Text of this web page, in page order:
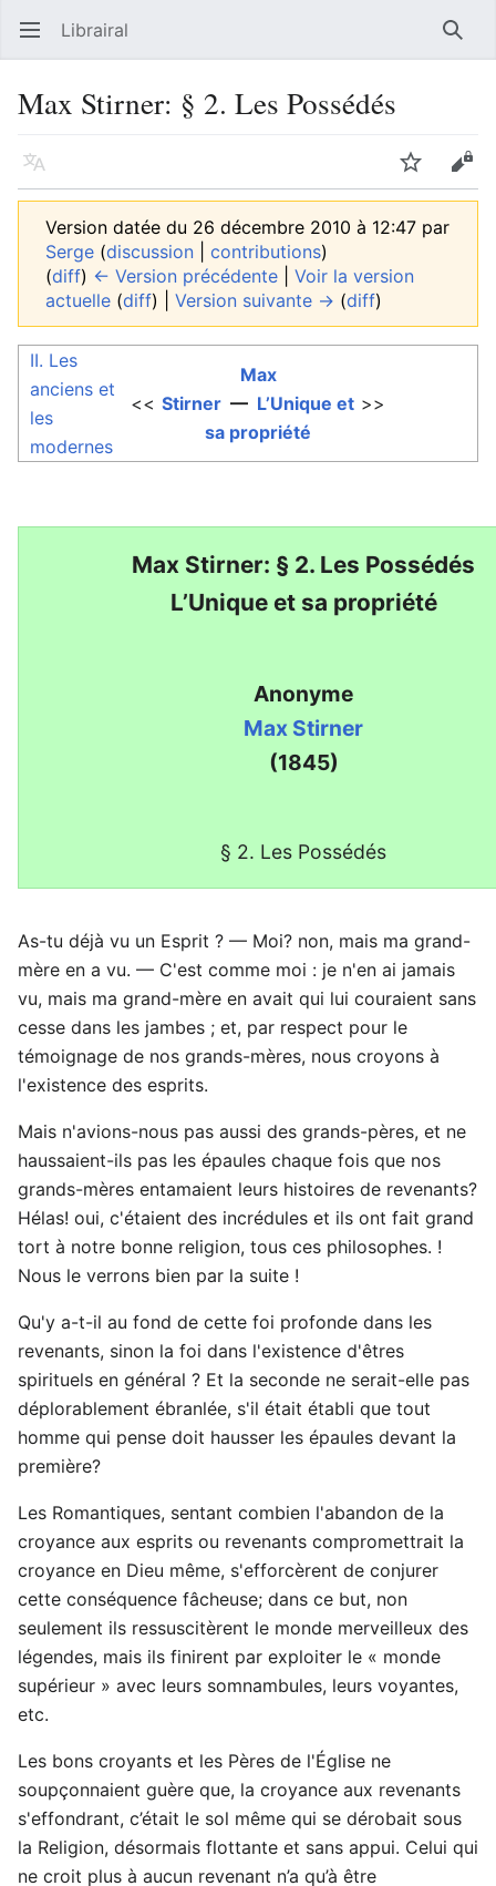
Ouvrir le menu principal Librairal
Max Stirner: § 2. Les Possédés
Langue Suivre
Version datée du 26 décembre 2010 à 12:47 par
Serge (discussion contributions)
(diff) ← Version précédente
Voir la version
actuelle (diff) | Version suivante → (diff)
II. Les
anciens et
les
modernes
<<
Max
Stirner — L’Unique et
sa propriété
>>
Max Stirner: § 2. Les Possédés
L’Unique et sa propriété
Anonyme
Max Stirner
(1845)
§ 2. Les Possédés
As-tu déjà vu un Esprit ? — Moi? non, mais ma grand-
mère en a vu. — C'est comme moi : je n'en ai jamais
vu, mais ma grand-mère en avait qui lui couraient sans
cesse dans les jambes ; et, par respect pour le
témoignage de nos grands-mères, nous croyons à
l'existence des esprits.
Mais n'avions-nous pas aussi des grands-pères, et ne
haussaient-ils pas les épaules chaque fois que nos
grands-mères entamaient leurs histoires de revenants?
Hélas! oui, c'étaient des incrédules et ils ont fait grand
tort à notre bonne religion, tous ces philosophes. !
Nous le verrons bien par la suite !
Qu'y a-t-il au fond de cette foi profonde dans les
revenants, sinon la foi dans l'existence d'êtres
spirituels en général ? Et la seconde ne serait-elle pas
déplorablement ébranlée, s'il était établi que tout
homme qui pense doit hausser les épaules devant la
première?
Les Romantiques, sentant combien l'abandon de la
croyance aux esprits ou revenants compromettrait la
croyance en Dieu même, s'efforcèrent de conjurer
cette conséquence fâcheuse; dans ce but, non
seulement ils ressuscitèrent le monde merveilleux des
légendes, mais ils finirent par exploiter le « monde
supérieur » avec leurs somnambules, leurs voyantes,
etc.
Les bons croyants et les Pères de l'Église ne
soupçonnaient guère que, la croyance aux revenants
s'effondrant, c’était le sol même qui se dérobait sous
la Religion, désormais flottante et sans appui. Celui qui
ne croit plus à aucun revenant n’a qu’à être